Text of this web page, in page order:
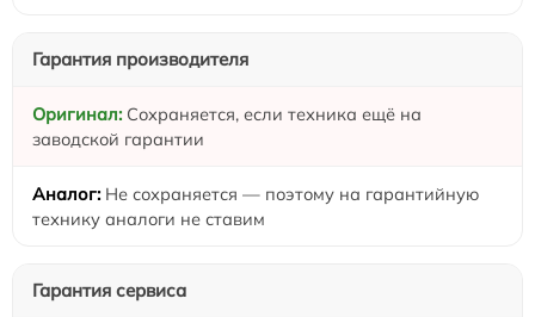
Гарантия производителя
Сохраняется, если техника ещё на
заводской гарантии
Не сохраняется — поэтому на гарантийную
технику аналоги не ставим
Гарантия сервиса